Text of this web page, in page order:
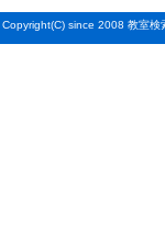
Copyright(C) since 2008 教室検